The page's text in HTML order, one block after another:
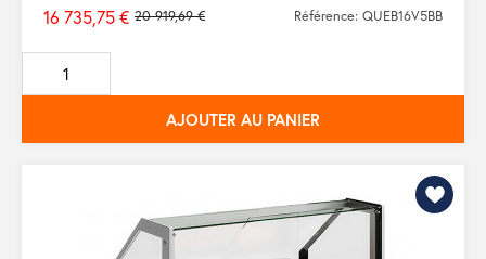
Prix
de
base
20 919,69 €
16 735,75 € Référence: QUEB16V5BB
AJOUTER AU PANIER